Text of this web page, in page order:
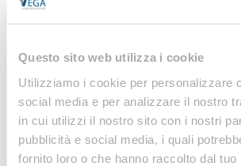
Questo sito web utilizza i cookie
Utilizziamo i cookie per personalizzare
social media e per analizzare il nostro
in cui utilizzi il nostro sito con i nostri
pubblicità e social media, i quali
fornito loro o che hanno raccolto dal